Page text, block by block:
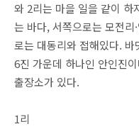
와 2리는 마을 일을 같이 하
는 바다, 서쪽으로는 모전리
로는 대동리와 접해있다.
6진 가운데 하나인 안인진
출장소가 있다.
1리